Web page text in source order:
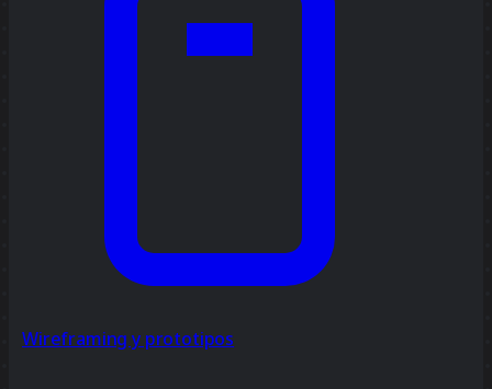
Wireframing y prototipos